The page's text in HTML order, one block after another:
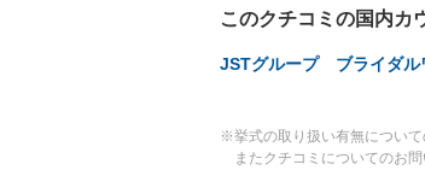
このクチコミの国内カ
JSTグループ ブライダル
※挙式の取り扱い有無について
またクチコミについてのお